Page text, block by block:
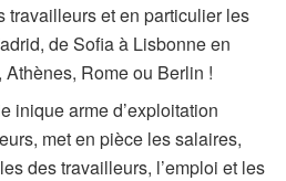
travailleurs et en particulier les
de Sofia à Lisbonne en
Rome ou Berlin !
inique arme d’exploitation
met en pièce les salaires,
des travailleurs, l’emploi et les